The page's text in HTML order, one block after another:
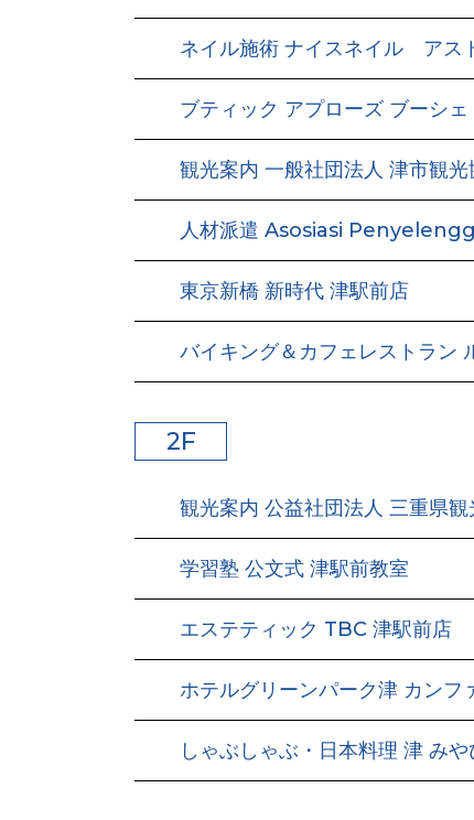
ネイル施術 ナイスネイル アス
ブティック アプローズ ブーシェ
観光案内 一般社団法人 津市観光
人材派遣 Asosiasi
東京新橋 新時代 津駅前店
バイキング＆カフェレストラン
2F
観光案内 公益社団法人 三重県観
学習塾 公文式 津駅前教室
エステティック TBC 津駅前店
ホテルグリーンパーク津 カンフ
しゃぶしゃぶ・日本料理 津 みや